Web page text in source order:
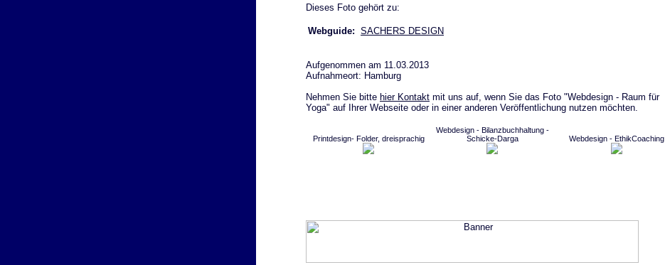
Dieses Foto gehört zu:
Webguide: SACHERS DESIGN
Aufgenommen am 11.03.2013
Aufnahmeort: Hamburg
Nehmen Sie bitte hier Kontakt mit uns auf, wenn Sie das Foto "Webdesign - Raum für
Yoga" auf Ihrer Webseite oder in einer anderen Veröffentlichung nutzen möchten.
Printdesign- Folder, dreisprachig
Webdesign - Bilanzbuchhaltung -
Schicke-Darga
Webdesign - EthikCoaching